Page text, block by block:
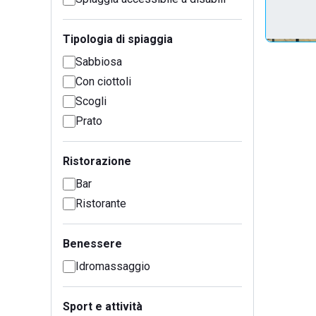
Tipologia di spiaggia
Sabbiosa
Con ciottoli
Scogli
Prato
Ristorazione
Bar
Ristorante
Benessere
Idromassaggio
Sport e attività